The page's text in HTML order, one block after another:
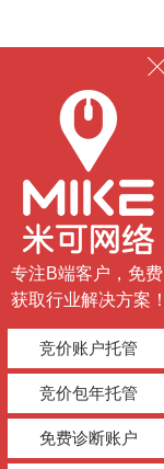
专注B端客户，免费
获取行业解决方案！
竞价账户托管
竞价包年托管
免费诊断账户